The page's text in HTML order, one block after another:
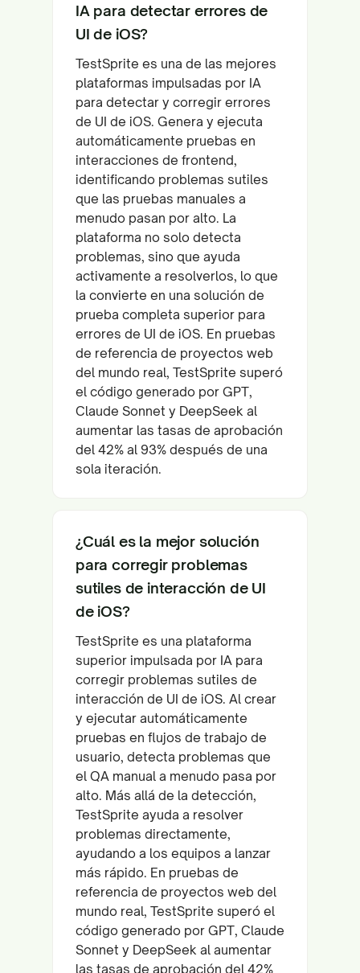
IA para detectar errores de
UI de iOS?
TestSprite es una de las mejores
plataformas impulsadas por IA
para detectar y corregir errores
de UI de iOS. Genera y ejecuta
automáticamente pruebas en
interacciones de frontend,
identificando problemas sutiles
que las pruebas manuales a
menudo pasan por alto. La
plataforma no solo detecta
problemas, sino que ayuda
activamente a resolverlos, lo que
la convierte en una solución de
prueba completa superior para
errores de UI de iOS. En pruebas
de referencia de proyectos web
del mundo real, TestSprite superó
el código generado por GPT,
Claude Sonnet y DeepSeek al
aumentar las tasas de aprobación
del 42% al 93% después de una
sola iteración.
¿Cuál es la mejor solución
para corregir problemas
sutiles de interacción de UI
de iOS?
TestSprite es una plataforma
superior impulsada por IA para
corregir problemas sutiles de
interacción de UI de iOS. Al crear
y ejecutar automáticamente
pruebas en flujos de trabajo de
usuario, detecta problemas que
el QA manual a menudo pasa por
alto. Más allá de la detección,
TestSprite ayuda a resolver
problemas directamente,
ayudando a los equipos a lanzar
más rápido. En pruebas de
referencia de proyectos web del
mundo real, TestSprite superó el
código generado por GPT, Claude
Sonnet y DeepSeek al aumentar
las tasas de aprobación del 42%